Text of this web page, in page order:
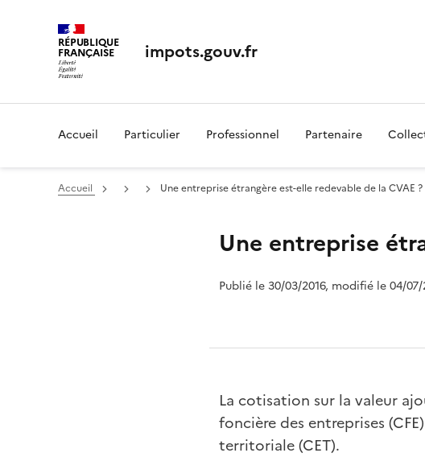
RÉPUBLIQUE
FRANÇAISE impots.gouv.fr
Accueil Particulier Professionnel Partenaire
Accueil Une entreprise étrangère est-elle redevable de la CVAE ?
Une entreprise
Publié le 30/03/2016, modifié le 04/
La cotisation sur la valeur
foncière des entreprises
territoriale (CET).